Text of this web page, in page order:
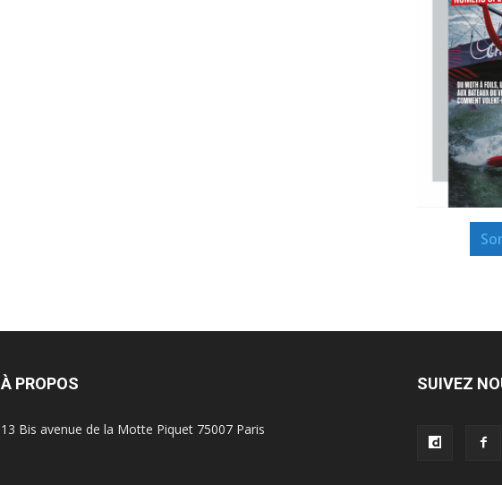
À PROPOS
13 Bis avenue de la Motte Piquet 75007 Paris
SUIVEZ